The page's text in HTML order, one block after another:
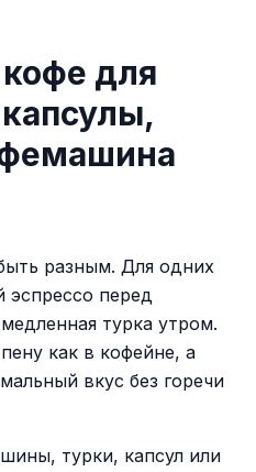
для
разным. Для одних
эспрессо перед
турка утром.
как в кофейне, а
вкус без горечи
турки, капсул или